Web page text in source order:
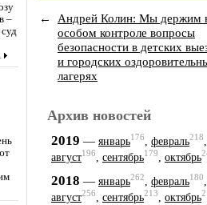
–
←
Андрей Колин: Мы держим
особом контроле вопросы
безопасности в детских
и городских
лагерях
Архив новостей
2019 — январь176 февраль218
август196, сентябрь179, октябрь
2018 — январь262 февраль180
август256, сентябрь213, октябрь